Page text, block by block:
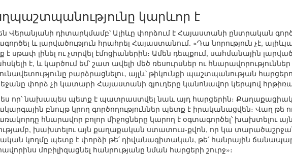
կարևոր է
Վերանյանի դիտարկմամբ՝ Ալիևը փորձում է Հայաստանի ընտրական
և լարվածություն հրահրել Հայաստանում. «Դա նորություն չէ,
է սթափ լինել ու չտրվել էմոցիաներին։ Ամեն դեպքում, սահմանային
է, և կարծում եմ՝ շատ ավելի մեծ ռեսուրսներ ու
բարձրացնելու, այլև՝ թիկունքի պաշտպանության
փորձ չի կատարի Հայաստանի գյուղերը կանոնավոր կերպով
որ՝ նախապես պետք է պատրաստվել նաև այդ հարցերին։
բնույթ կրող գործողություններ պետք է իրականացվեն։ Վաղ թե
հնարավոր բոլոր միջոցները կարող է օգտագործել՝ խախտելու
խախտելու այն քաղաքական ստատուս-քվոն, որ կա
կողմը պետք է փորձի թե՛ դիվանագիտական, թե՛ հանրային
մոբիլիզացնել հանրությանը նման հարցերի շուրջ»։